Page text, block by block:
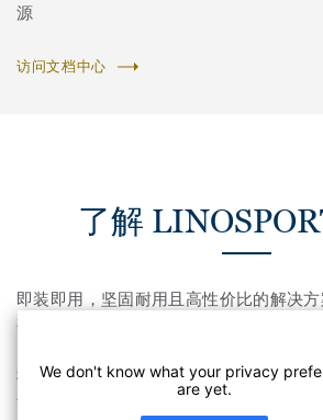
源
访问文档中心
了解
即装即用，坚固耐用且高性价比的解决
有优异性能，耐用，易清洁养护，是高
的亚光表面使地面看上去更自然，并且
积终身无需抛光打蜡可与Lumaflex Duo
合EN 14904标准
We don't know what your privacy
are yet.